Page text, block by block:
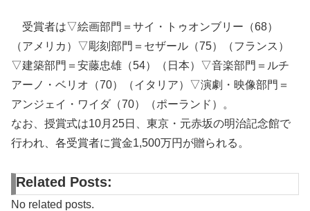
受賞者は▽絵画部門＝サイ・トゥオンブリー（68）
（アメリカ）▽彫刻部門＝セザール（75）（フランス）
▽建築部門＝安藤忠雄（54）（日本）▽音楽部門＝ルチ
アーノ・ベリオ（70）（イタリア）▽演劇・映像部門＝
アンジェイ・ワイダ（70）（ポーランド）。
なお、授賞式は10月25日、東京・元赤坂の明治記念館で
行われ、各受賞者に賞金1,500万円が贈られる。
Related Posts:
No related posts.